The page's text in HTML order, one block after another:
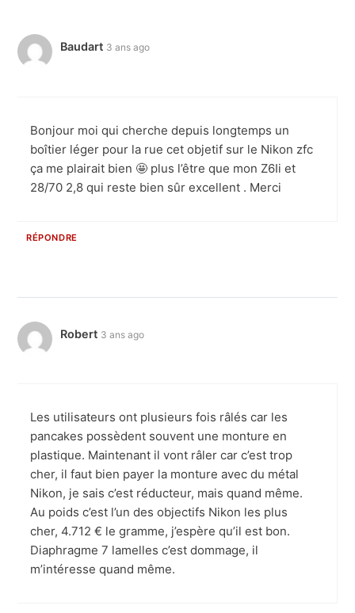
Baudart 3 ans ago
Bonjour moi qui cherche depuis longtemps un
boîtier léger pour la rue cet objetif sur le Nikon zfc
ça me plairait bien 🤩 plus l’être que mon Z6Ii et
28/70 2,8 qui reste bien sûr excellent . Merci
RÉPONDRE
Robert 3 ans ago
Les utilisateurs ont plusieurs fois râlés car les
pancakes possèdent souvent une monture en
plastique. Maintenant il vont râler car c’est trop
cher, il faut bien payer la monture avec du métal
Nikon, je sais c’est réducteur, mais quand même.
Au poids c’est l’un des objectifs Nikon les plus
cher, 4.712 € le gramme, j’espère qu’il est bon.
Diaphragme 7 lamelles c’est dommage, il
m’intéresse quand même.